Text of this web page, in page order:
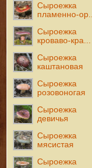
Сыроежка
пламенно-ор...
Сыроежка
кроваво-кра...
Сыроежка
каштановая
Сыроежка
розовоногая
Сыроежка
девичья
Сыроежка
мясистая
Сыроежка